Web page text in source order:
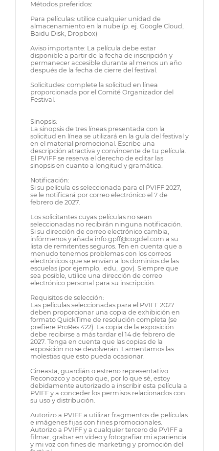
Métodos preferidos:
Para películas: utilice cualquier unidad de
almacenamiento en la nube (p. ej. Google Cloud,
Baidu Disk, Dropbox)
Aviso importante: La película debe estar
disponible a partir de la fecha de inscripción y
permanecer accesible durante al menos un año
después de la fecha de cierre del festival.
Solicitudes: complete la solicitud en línea
proporcionada por el Comité Organizador del
Festival.
Sinopsis:
La sinopsis de tres líneas presentada con la
solicitud en línea se utilizará en la guía del festival y
en el material promocional. Escribe una
descripción atractiva y convincente de tu película.
El PVIFF se reserva el derecho de editar las
sinopsis en cuanto a longitud y gramática.
Notificación:
Si su película es seleccionada para el PVIFF 2027,
se le notificará por correo electrónico el 7 de
febrero de 2027.
Los solicitantes cuyas películas no sean
seleccionadas no recibirán ninguna notificación.
Si su dirección de correo electrónico cambia,
infórmenos y añada info.gpff@cogdel.com a su
lista de remitentes seguros. Ten en cuenta que a
menudo tenemos problemas con los correos
electrónicos que se envían a los dominios de las
escuelas (por ejemplo, .edu, .gov). Siempre que
sea posible, utilice una dirección de correo
electrónico personal para su inscripción.
Requisitos de selección:
Las películas seleccionadas para el PVIFF 2027
deben proporcionar una copia de exhibición en
formato QuickTime de resolución completa (se
prefiere ProRes 422). La copia de la exposición
debe recibirse a más tardar el 14 de febrero de
2027. Tenga en cuenta que las copias de la
exposición no se devolverán. Lamentamos las
molestias que esto pueda ocasionar.
Cineasta, guardián o estreno representativo
Reconozco y acepto que, por lo que sé, estoy
debidamente autorizado a inscribir esta película a
PVIFF y a conceder los permisos relacionados con
su uso y distribución.
Autorizo a PVIFF a utilizar fragmentos de películas
e imágenes fijas con fines promocionales.
Autorizo a PVIFF y a cualquier tercero de PVIFF a
filmar, grabar en vídeo y fotografiar mi apariencia
y mi voz con fines de marketing y promoción del